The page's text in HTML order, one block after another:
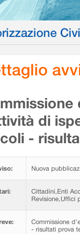
di
-
Nuova
Cittadini,Enti
Revisione,Uffici
Commissione
- risultati prova